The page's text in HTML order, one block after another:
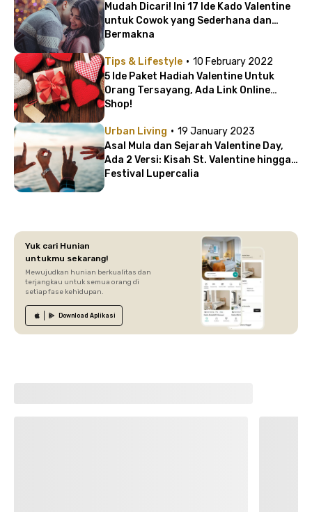
Mudah Dicari! Ini 17 Ide Kado Valentine
untuk Cowok yang Sederhana dan
Bermakna
Tips & Lifestyle · 10 February 2022
5 Ide Paket Hadiah Valentine Untuk
Orang Tersayang, Ada Link Online
Shop!
Urban Living · 19 January 2023
Asal Mula dan Sejarah Valentine Day,
Ada 2 Versi: Kisah St. Valentine hingga
Festival Lupercalia
Yuk cari Hunian
untukmu sekarang!
Mewujudkan hunian berkualitas dan
terjangkau untuk semua orang di
setiap fase kehidupan.
Download Aplikasi